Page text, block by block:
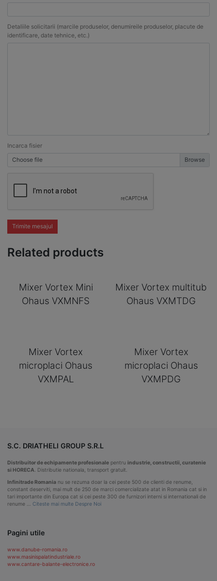
Detaliile solicitarii (marcile produselor, denumireile produselor, placute de
identificare, date tehnice, etc.)
Incarca fisier
Choose file
Trimite mesajul
Related products
Mixer Vortex Mini
Ohaus VXMNFS
Mixer Vortex multitub
Ohaus VXMTDG
Mixer Vortex
microplaci Ohaus
VXMPAL
Mixer Vortex
microplaci Ohaus
VXMPDG
S.C. DRIATHELI GROUP S.R.L
Distribuitor de echipamente profesionale pentru industrie, constructii, curatenie
si HORECA . Distributie nationala, transport gratuit.
Infinitrade Romania nu se rezuma doar la cei peste 500 de clienti de renume,
constant deserviti, mai mult de 250 de marci comercializate atat in Romania cat si in
tari importante din Europa cat si cei peste 300 de furnizori interni si internationali de
renume … Citeste mai multe Despre Noi
Pagini utile
www.danube-romania.ro
www.masinispalatindustriale.ro
www.cantare-balante-electronice.ro